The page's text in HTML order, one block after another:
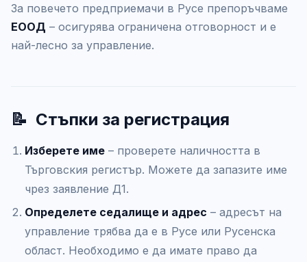
За повечето предприемачи в Русе препоръчваме
ЕООД – осигурява ограничена отговорност и е
най-лесно за управление.
📝 Стъпки за регистрация
Изберете име – проверете наличността в
Търговския регистър. Можете да запазите име
чрез заявление Д1.
Определете седалище и адрес – адресът на
управление трябва да е в Русе или Русенска
област. Необходимо е да имате право да